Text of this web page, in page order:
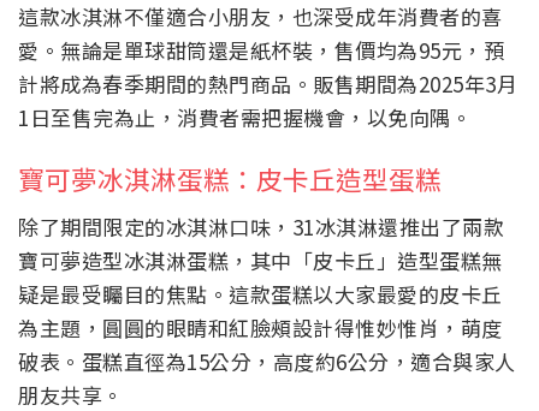
這款冰淇淋不僅適合小朋友，也深受成年消費者的喜
愛。無論是單球甜筒還是紙杯裝，售價均為95元，預
計將成為春季期間的熱門商品。販售期間為2025年3月
1日至售完為止，消費者需把握機會，以免向隅。
寶可夢冰淇淋蛋糕：皮卡丘造型蛋糕
除了期間限定的冰淇淋口味，31冰淇淋還推出了兩款
寶可夢造型冰淇淋蛋糕，其中「皮卡丘」造型蛋糕無
疑是最受矚目的焦點。這款蛋糕以大家最愛的皮卡丘
為主題，圓圓的眼睛和紅臉頰設計得惟妙惟肖，萌度
破表。蛋糕直徑為15公分，高度約6公分，適合與家人
朋友共享。